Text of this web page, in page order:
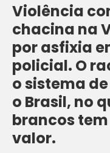
Violência
chacina na
por asfixia
policial. O
o sistema
o Brasil, no
brancos
valor.